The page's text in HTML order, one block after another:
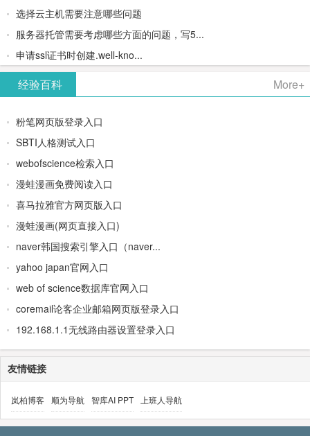
选择云主机需要注意哪些问题
服务器托管需要考虑哪些方面的问题，写5...
申请ssl证书时创建.well-kno...
经验百科 More+
粉笔网页版登录入口
SBTI人格测试入口
webofscience检索入口
漫蛙漫画免费阅读入口
喜马拉雅官方网页版入口
漫蛙漫画(网页直接入口)
naver韩国搜索引擎入口（naver...
yahoo japan官网入口
web of science数据库官网入口
coremail论客企业邮箱网页版登录入口
192.168.1.1无线路由器设置登录入口
友情链接
岚柏博客 顺为导航 智库AI PPT 上班人导航